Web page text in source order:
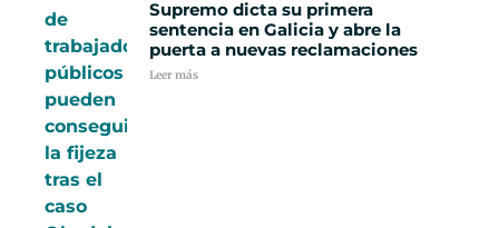
Supremo dicta su primera
sentencia en Galicia y abre la
puerta a nuevas reclamaciones
Leer más